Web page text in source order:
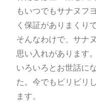
もいつでもサナヌフ
く保証がありまくりで
そんなわけで、サナ
思い入れがあります。
いろいろとお世話に
た。今でもビリビリ
ます。